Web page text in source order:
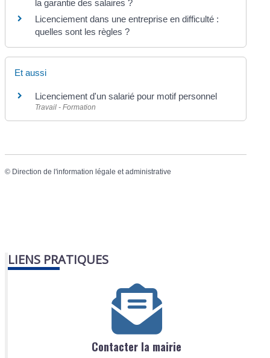
la garantie des salaires ?
Licenciement dans une entreprise en difficulté :
quelles sont les règles ?
Et aussi
Licenciement d'un salarié pour motif personnel
Travail - Formation
© Direction de l'information légale et administrative
LIENS PRATIQUES
Contacter la mairie